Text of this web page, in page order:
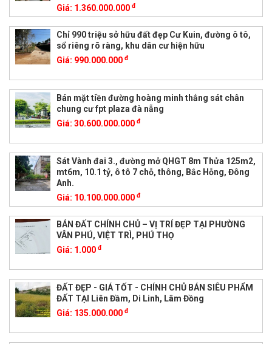
Giá: 1.360.000.000 đ
Chỉ 990 triệu sở hữu đất đẹp Cư Kuin, đường ô tô,
sổ riêng rõ ràng, khu dân cư hiện hữu
Giá: 990.000.000 đ
Bán mặt tiền đường hoàng minh thắng sát chân
chung cư fpt plaza đà nẵng
Giá: 30.600.000.000 đ
Sát Vành đai 3., đường mở QHGT 8m Thửa 125m2,
mt6m, 10.1 tỷ, ô tô 7 chỗ, thông, Bắc Hỗng, Đông
Anh.
Giá: 10.100.000.000 đ
BÁN ĐẤT CHÍNH CHỦ – VỊ TRÍ ĐẸP TẠI PHƯỜNG
VÂN PHÚ, VIỆT TRÌ, PHÚ THỌ
Giá: 1.000 đ
ĐẤT ĐẸP - GIÁ TỐT - CHÍNH CHỦ BÁN SIÊU PHẨM
ĐẤT TẠI Liên Đầm, Di Linh, Lâm Đồng
Giá: 135.000.000 đ